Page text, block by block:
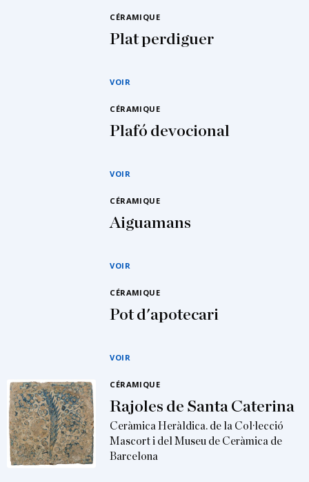
CÉRAMIQUE
Plat perdiguer
VOIR
CÉRAMIQUE
Plafó devocional
VOIR
CÉRAMIQUE
Aiguamans
VOIR
CÉRAMIQUE
Pot d'apotecari
VOIR
CÉRAMIQUE
Rajoles de Santa Caterina
Ceràmica Heràldica. de la Col·lecció
Mascort i del Museu de Ceràmica de
Barcelona